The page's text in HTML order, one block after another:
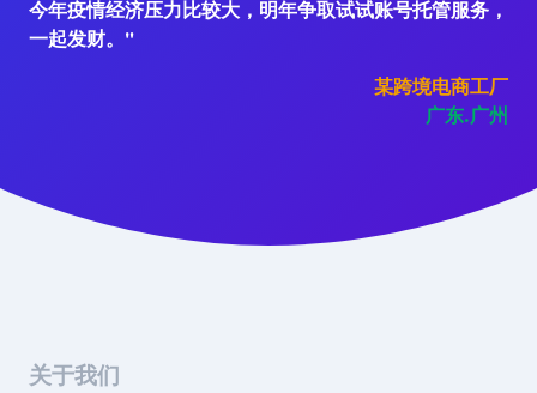
今年疫情经济压力比较大，明年争取试试账号托管服务，
一起发财。"
某跨境电商工厂
广东.广州
关于我们